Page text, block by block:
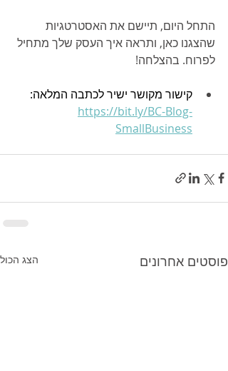
התחל היום, תיישם את האסטרטגיות
שהצגנו כאן, ותראה איך העסק שלך מתחיל
לפרוח. בהצלחה!
קישור מקושר ישיר לכתבה המלאה:
https://bit.ly/BC-Blog-
SmallBusiness
פוסטים אחרונים הצג הכול